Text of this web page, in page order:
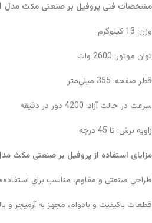
مشخصات فنی پروفیل بر صنعتی مکث مدل
وزن: 13 کیلوگرم
توان موتور: 2600 وات
قطر صفحه: 355 میلی‌متر
سرعت در حالت آزاد: 4200 دور در دقیقه
زاویه برش: تا 45 درجه
مزایای استفاده از پروفیل بر صنعتی مکث
طراحی صنعتی و مقاوم، مناسب برای
قطعات باکیفیت و بادوام، مجهز به آرمیچر و